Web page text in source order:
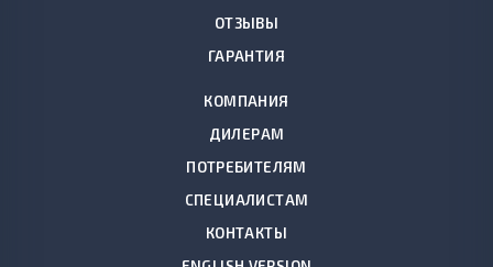
ОТЗЫВЫ
ГАРАНТИЯ
КОМПАНИЯ
ДИЛЕРАМ
ПОТРЕБИТЕЛЯМ
СПЕЦИАЛИСТАМ
КОНТАКТЫ